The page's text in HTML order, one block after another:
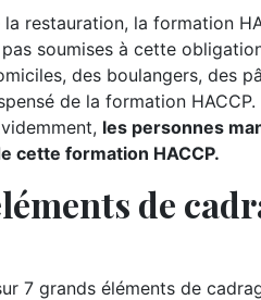
restauration, la formation
soumises à cette
des boulangers, des
de la formation
les personnes
cette formation HACCP.
de
7 grands éléments de